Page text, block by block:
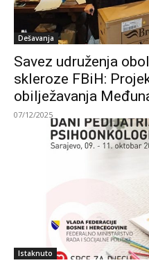
Dešavanja
Savez udruženja
skleroze FBiH:
obilježavanja
07/12/2025
Istaknuto